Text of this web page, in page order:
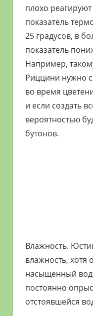
плохо
показатель
25 градусов, в
показатель
Например,
Риццини нужно
во время
и если создать
вероятностью
бутонов.
Влажность.
влажность, хотя
насыщенный
постоянно
отстоявшейся